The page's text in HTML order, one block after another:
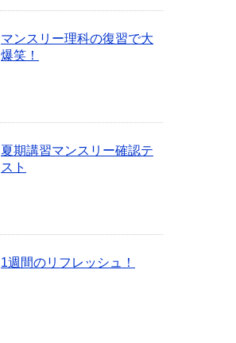
マンスリー理科の復習で大
爆笑！
夏期講習マンスリー確認テ
スト
1週間のリフレッシュ！